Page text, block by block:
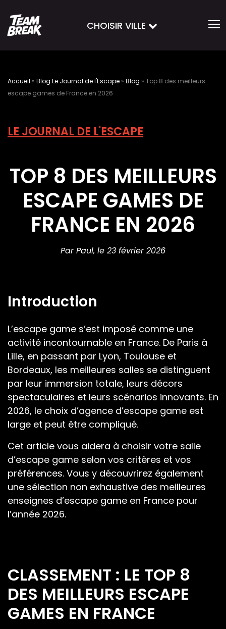
CHOISIR VILLE
Accueil » Blog Le Journal de l'Escape » Blog » Top 8 des meilleurs
escape games de France en 2026
LE JOURNAL DE L'ESCAPE
TOP 8 DES MEILLEURS
ESCAPE GAMES DE
FRANCE EN 2026
Par Paul, le 23 février 2026
Introduction
L’escape game s’est imposé comme une
activité incontournable en France. De Paris à
Lille, en passant par Lyon, Toulouse et
Bordeaux, les meilleures salles se distinguent
par leur immersion totale, leurs décors
spectaculaires et leurs scénarios innovants. En
2026, le choix d’agence d’escape game est
large et peut être compliqué.
Cet article vous aidera à choisir votre salle
d’escape game selon vos critères et vos
préférences. Vous y découvrirez également
une sélection non exhaustive des meilleures
enseignes d’escape game en France pour
l’année 2026.
CLASSEMENT : LE TOP 8
DES MEILLEURS ESCAPE
GAMES EN FRANCE